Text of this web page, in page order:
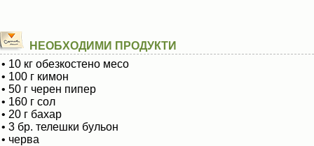
НЕОБХОДИМИ ПРОДУКТИ
• 10 кг обезкостено месо
• 100 г кимон
• 50 г черен пипер
• 160 г сол
• 20 г бахар
• 3 бр. телешки бульон
• черва